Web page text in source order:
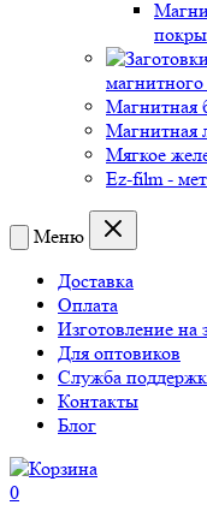
Магнитная
Магнитная
Мягкое
Ez-film -
Меню
Доставка
Оплата
Изготовление на
Для оптовиков
Служба
Контакты
Блог
0